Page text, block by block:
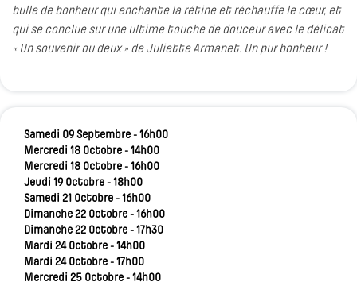
bulle de bonheur qui enchante la rétine et réchauffe le cœur, et
qui se conclue sur une ultime touche de douceur avec le délicat
« Un souvenir ou deux » de Juliette Armanet. Un pur bonheur !
Samedi 09 Septembre - 16h00
Mercredi 18 Octobre - 14h00
Mercredi 18 Octobre - 16h00
Jeudi 19 Octobre - 18h00
Samedi 21 Octobre - 16h00
Dimanche 22 Octobre - 16h00
Dimanche 22 Octobre - 17h30
Mardi 24 Octobre - 14h00
Mardi 24 Octobre - 17h00
Mercredi 25 Octobre - 14h00